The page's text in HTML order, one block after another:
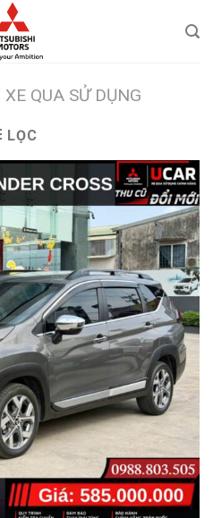
XE QUA SỬ DỤNG
LỌC